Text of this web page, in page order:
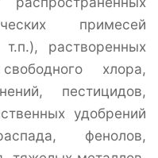
примесей
растворенных
хлора,
пестицидов,
удобрений
фенолов,